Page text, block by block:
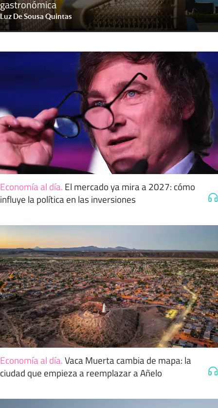
gastronómica
Luz De Sousa Quintas
Economía al día. El mercado ya mira a 2027: cómo
influye la política en las inversiones
Economía al día.Vaca Muerta cambia de mapa: la
ciudad que empieza a reemplazar a Añelo